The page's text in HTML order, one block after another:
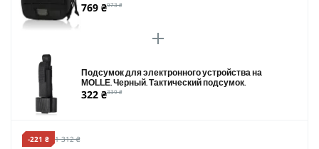
769 ₴973 ₴
Подсумок для электронного устройства на
MOLLE. Черный. Тактический подсумок.
322 ₴339 ₴
-221 ₴ 1 312 ₴